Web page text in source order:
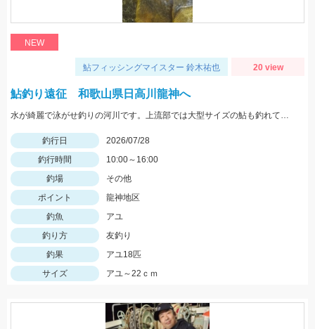
NEW
鮎フィッシングマイスター 鈴木祐也 20 view
鮎釣り遠征 和歌山県日高川龍神へ
水が綺麗で泳がせ釣りの河川です。上流部では大型サイズの鮎も釣れて楽しめているそうです。
釣行日
2026/07/28
釣行時間
10:00～16:00
釣場
その他
ポイント
龍神地区
釣魚
アユ
釣り方
友釣り
釣果
アユ18匹
サイズ
アユ～22ｃｍ